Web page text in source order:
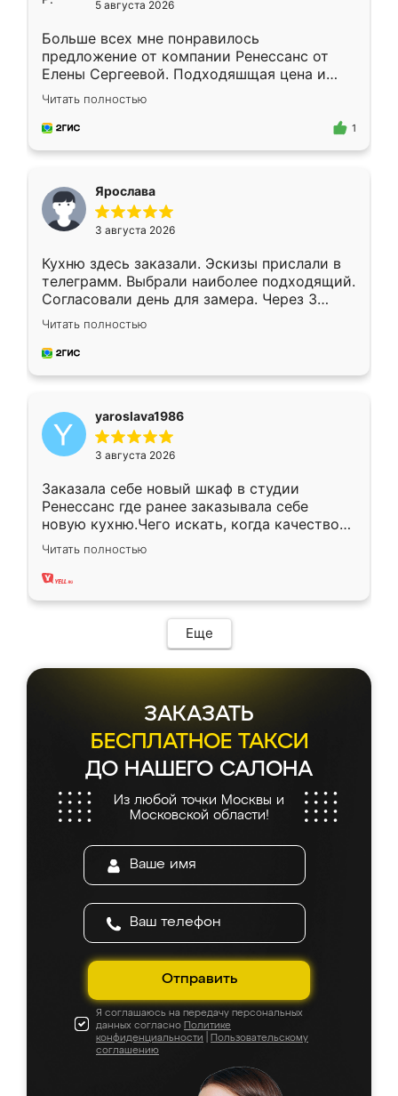
5 августа 2026
Больше всех мне понравилось
предложение от компании Ренессанс от
Елены Сергеевой. Подходяшщая цена и
короткие сроки изготовления. Приехавший
для замера сотрудник Владислав
предложил по моему эскизу самый
Читать полностью
1
Ярослава
3 августа 2026
Кухню здесь заказали. Эскизы прислали в
телеграмм. Выбрали наиболее подходящий.
Согласовали день для замера. Через 3
недели кухня была уже готова. Остались
довольны работой. Спасибо Ренессанс
мебель за качественную работу!
Читать полностью
yaroslava1986
3 августа 2026
Заказала себе новый шкаф в студии
Ренессанс где ранее заказывала себе
новую кухню.Чего искать, когда качеством
вполне довольна. Служит кухня уже почти
два года, нареканий нет.
Читать полностью
Еще
ЗАКАЗАТЬ
БЕСПЛАТНОЕ ТАКСИ
ДО НАШЕГО САЛОНА
Из любой точки Москвы и
Московской области!
Отправить
Я соглашаюсь на передачу персональных
данных согласно Политике
конфиденциальности
Пользовательскому
соглашению